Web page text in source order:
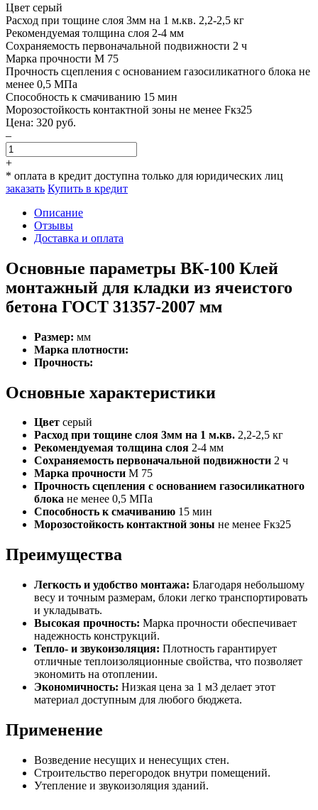
Цвет серый
Расход при тощине слоя 3мм на 1 м.кв. 2,2-2,5 кг
Рекомендуемая толщина слоя 2-4 мм
Сохраняемость первоначальной подвижности 2 ч
Марка прочности М 75
Прочность сцепления с основанием газосиликатного блока не
менее 0,5 МПа
Способность к смачиванию 15 мин
Морозостойкость контактной зоны не менее Fкз25
Цена: 320 руб.
–
+
* оплата в кредит доступна только для юридических лиц
заказать Купить в кредит
Описание
Отзывы
Доставка и оплата
Основные параметры ВК-100 Клей
монтажный для кладки из ячеистого
бетона ГОСТ 31357-2007 мм
Размер: мм
Марка плотности:
Прочность:
Основные характеристики
Цвет серый
Расход при тощине слоя 3мм на 1 м.кв. 2,2-2,5 кг
Рекомендуемая толщина слоя 2-4 мм
Сохраняемость первоначальной подвижности 2 ч
Марка прочности М 75
Прочность сцепления с основанием газосиликатного
блока не менее 0,5 МПа
Способность к смачиванию 15 мин
Морозостойкость контактной зоны не менее Fкз25
Преимущества
Легкость и удобство монтажа: Благодаря небольшому
весу и точным размерам, блоки легко транспортировать
и укладывать.
Высокая прочность: Марка прочности обеспечивает
надежность конструкций.
Тепло- и звукоизоляция: Плотность гарантирует
отличные теплоизоляционные свойства, что позволяет
экономить на отоплении.
Экономичность: Низкая цена за 1 м3 делает этот
материал доступным для любого бюджета.
Применение
Возведение несущих и ненесущих стен.
Строительство перегородок внутри помещений.
Утепление и звукоизоляция зданий.